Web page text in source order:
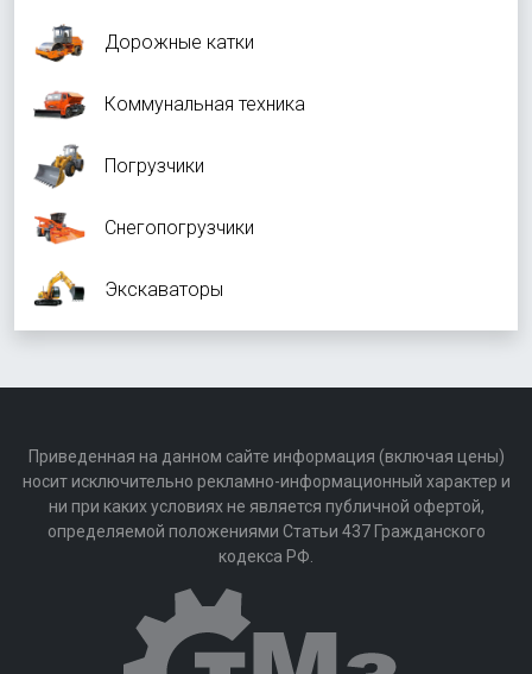
Дорожные катки
Коммунальная техника
Погрузчики
Снегопогрузчики
Экскаваторы
Приведенная на данном сайте информация (включая цены)
носит исключительно рекламно-информационный характер и
ни при каких условиях не является публичной офертой,
определяемой положениями Статьи 437 Гражданского
кодекса РФ.